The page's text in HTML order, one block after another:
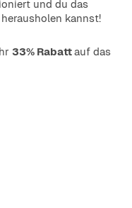
und du das
kannst!
33% Rabattauf das